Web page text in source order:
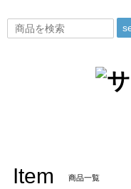
Item 商品一覧